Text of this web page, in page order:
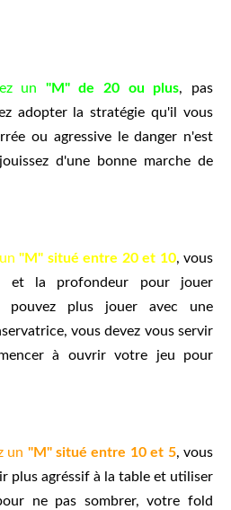
un "M" de 20 ou plus, pas
adopter la stratégie qu'il vous
ou agressive le danger n'est
d'une bonne marche de
"M" situé entre 20 et 10, vous
et la profondeur pour jouer
pouvez plus jouer avec une
vous devez vous servir
à ouvrir votre jeu pour
un "M" situé entre 10 et 5, vous
plus agréssif à la table et utiliser
ne pas sombrer, votre fold